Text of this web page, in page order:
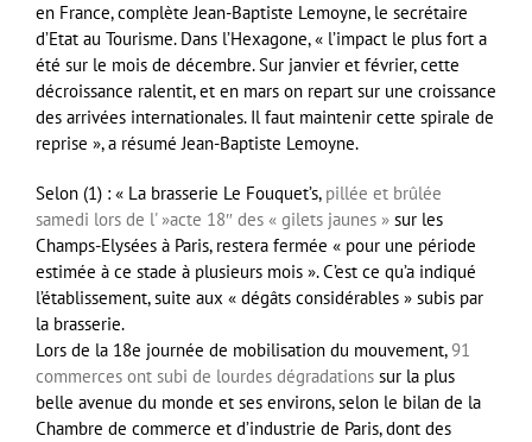
en France, complète Jean-Baptiste Lemoyne, le secrétaire
d’Etat au Tourisme. Dans l’Hexagone, « l’impact le plus fort a
été sur le mois de décembre. Sur janvier et février, cette
décroissance ralentit, et en mars on repart sur une croissance
des arrivées internationales. Il faut maintenir cette spirale de
reprise », a résumé Jean-Baptiste Lemoyne.
Selon (1) : « La brasserie Le Fouquet’s, pillée et brûlée
samedi lors de l' »acte 18″ des « gilets jaunes » sur les
Champs-Elysées à Paris, restera fermée « pour une période
estimée à ce stade à plusieurs mois ». C’est ce qu’a indiqué
l’établissement, suite aux « dégâts considérables » subis par
la brasserie.
Lors de la 18e journée de mobilisation du mouvement,91
commerces ont subi de lourdes dégradations sur la plus
belle avenue du monde et ses environs, selon le bilan de la
Chambre de commerce et d’industrie de Paris, dont des